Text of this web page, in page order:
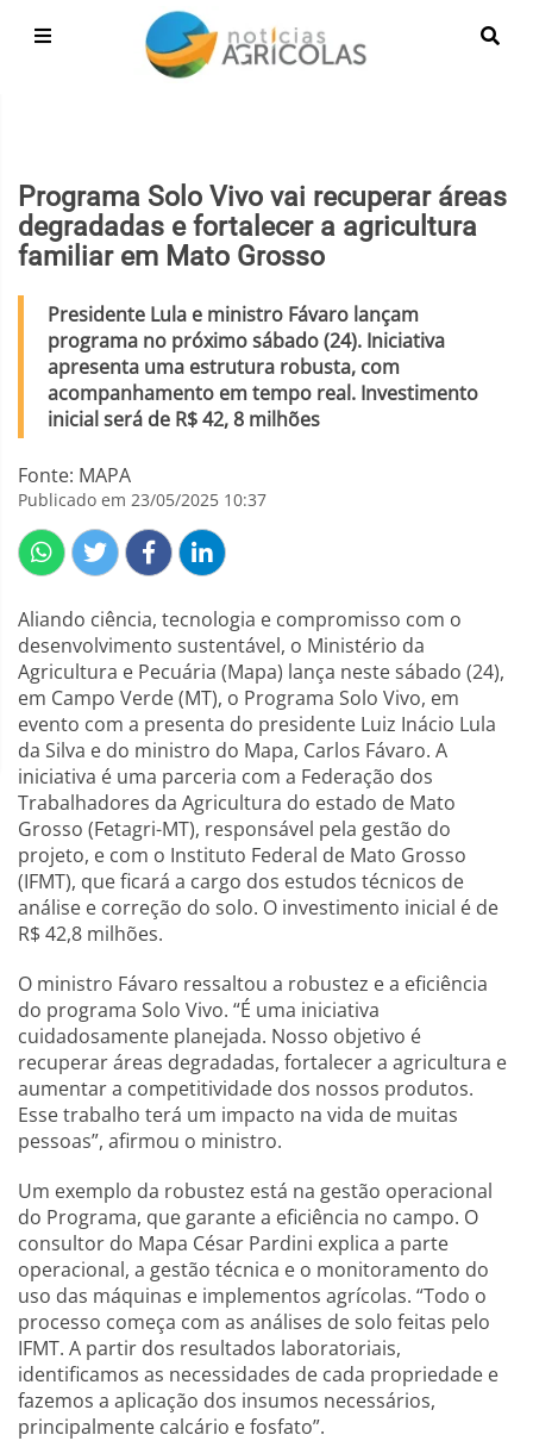
Programa Solo Vivo vai recuperar áreas
degradadas e fortalecer a agricultura
familiar em Mato Grosso
Presidente Lula e ministro Fávaro lançam
programa no próximo sábado (24). Iniciativa
apresenta uma estrutura robusta, com
acompanhamento em tempo real. Investimento
inicial será de R$ 42, 8 milhões
Fonte: MAPA
Publicado em 23/05/2025 10:37
Aliando ciência, tecnologia e compromisso com o
desenvolvimento sustentável, o Ministério da
Agricultura e Pecuária (Mapa) lança neste sábado (24),
em Campo Verde (MT), o Programa Solo Vivo, em
evento com a presenta do presidente Luiz Inácio Lula
da Silva e do ministro do Mapa, Carlos Fávaro. A
iniciativa é uma parceria com a Federação dos
Trabalhadores da Agricultura do estado de Mato
Grosso (Fetagri-MT), responsável pela gestão do
projeto, e com o Instituto Federal de Mato Grosso
(IFMT), que ficará a cargo dos estudos técnicos de
análise e correção do solo. O investimento inicial é de
R$ 42,8 milhões.
O ministro Fávaro ressaltou a robustez e a eficiência
do programa Solo Vivo. “É uma iniciativa
cuidadosamente planejada. Nosso objetivo é
recuperar áreas degradadas, fortalecer a agricultura e
aumentar a competitividade dos nossos produtos.
Esse trabalho terá um impacto na vida de muitas
pessoas”, afirmou o ministro.
Um exemplo da robustez está na gestão operacional
do Programa, que garante a eficiência no campo. O
consultor do Mapa César Pardini explica a parte
operacional, a gestão técnica e o monitoramento do
uso das máquinas e implementos agrícolas. “Todo o
processo começa com as análises de solo feitas pelo
IFMT. A partir dos resultados laboratoriais,
identificamos as necessidades de cada propriedade e
fazemos a aplicação dos insumos necessários,
principalmente calcário e fosfato”.